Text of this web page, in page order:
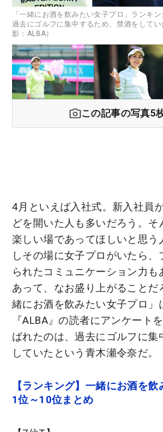
「一緒にお酒を飲みたい女子プロ」ランキ
過去にゴルフに集中するため、禁酒をして
影：ALBA）
この記事の写真5
4月といえば入社式。新入社員
どを開いた人も多いだろう。そ
楽しい場であってほしいと思う
しその場に女子プロがいたら、
られたコミュニケーション力も
あって、なお盛り上がることだ
緒にお酒を飲みたい女子プロ」
『ALBA』の読者にアンケート
ばれたのは、過去にゴルフに集
していたという青木瀬令奈だ。
【ランキング】一緒にお酒を
1位～10位まとめ